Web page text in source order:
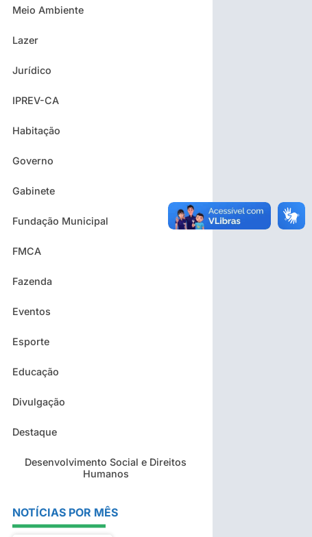
Meio Ambiente
Lazer
Jurídico
IPREV-CA
Habitação
Governo
Gabinete
Fundação Municipal
FMCA
Fazenda
Eventos
Esporte
Educação
Divulgação
Destaque
Desenvolvimento Social e Direitos
Humanos
NOTÍCIAS POR MÊS